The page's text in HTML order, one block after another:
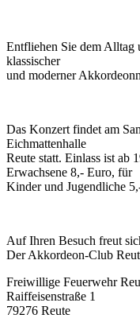
Entfliehen Sie dem Alltag
klassischer
und moderner
Das Konzert findet am
Eichmattenhalle
Reute statt. Einlass ist ab
Erwachsene 8,- Euro, für
Kinder und Jugendliche
Auf Ihren Besuch freut
Der Akkordeon-Club
Freiwillige Feuerwehr
Raiffeisenstraße 1
79276 Reute